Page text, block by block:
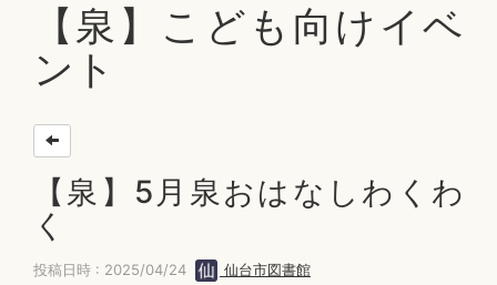
【泉】こども向けイベ
ント
【泉】5月泉おはなしわくわ
く
投稿日時 : 2025/04/24 仙台市図書館